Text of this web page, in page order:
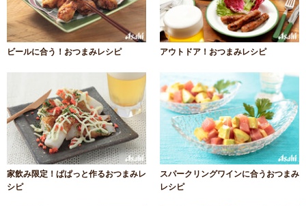
ビールに合う！おつまみレシピ アウトドア！おつまみレシピ
家飲み限定！ぱぱっと作るおつまみレ
シピ
スパークリングワインに合うおつまみ
レシピ